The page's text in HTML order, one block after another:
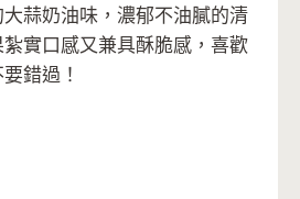
蒜奶油味，濃郁不油膩的清
實口感又兼具酥脆感，喜歡
錯過！